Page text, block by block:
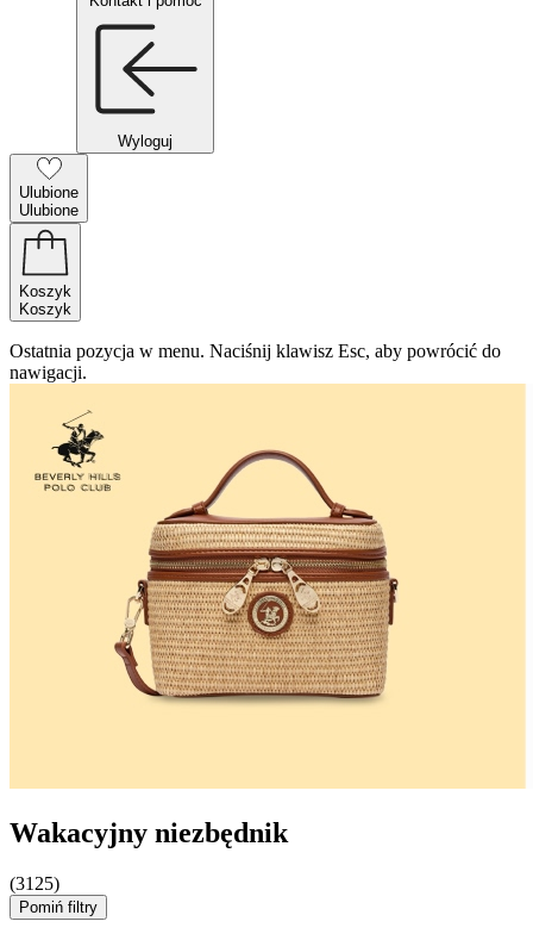
Wyloguj
Ulubione
Ulubione
Koszyk
Koszyk
Ostatnia pozycja w menu. Naciśnij klawisz Esc, aby powrócić do
nawigacji.
Wakacyjny niezbędnik
(3125)
Pomiń filtry